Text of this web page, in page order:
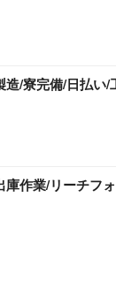
造/寮完備/日払い/
庫作業/リーチフ